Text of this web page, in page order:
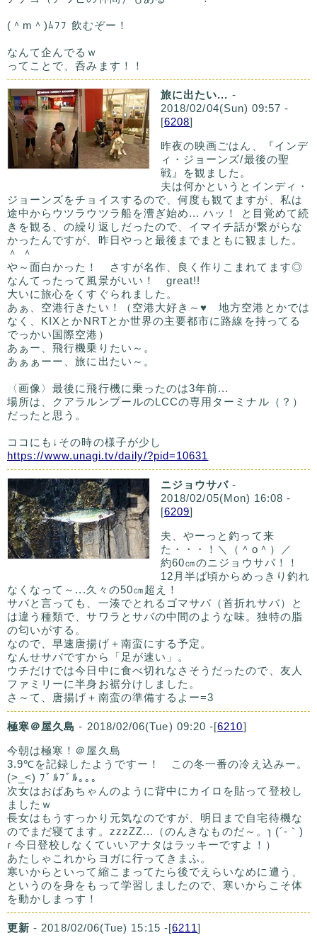
(＾m＾)ﾑﾌﾌ 飲むぞー！
なんて企んでるｗ
ってことで、呑みます！！
旅に出たい... -
2018/02/04(Sun) 09:57 -
[6208]
昨夜の映画ごはん、『インデ
ィ・ジョーンズ/最後の聖
戦』を観ました。
夫は何かというとインディ・
ジョーンズをチョイスするので、何度も観てますが、私は
途中からウツラウツラ船を漕ぎ始め... ハッ！ と目覚めて続
きを観る、の繰り返しだったので、イマイチ話が繋がらな
かったんですが、昨日やっと最後までまともに観ました。
＾ ＾
や～面白かった！ さすが名作、良く作りこまれてます◎
なんてったって風景がいい！ great!!
大いに旅心をくすぐられました。
あぁ、空港行きたい！（空港大好き～♥ 地方空港とかでは
なく、KIXとかNRTとか世界の主要都市に路線を持ってる
でっかい国際空港）
あぁー、飛行機乗りたい～。
あぁぁーー、旅に出たい～。
〈画像〉最後に飛行機に乗ったのは3年前...
場所は、クアラルンプールのLCCの専用ターミナル（？）
だったと思う。
ココにも↓その時の様子が少し
https://www.unagi.tv/daily/?pid=10631
ニジョウサバ -
2018/02/05(Mon) 16:08 -
[6209]
夫、やーっと釣って来
た・・・！＼（＾o＾）／
約60㎝のニジョウサバ！！
12月半ば頃からめっきり釣れ
なくなって～...久々の50㎝超え！
サバと言っても、一湊でとれるゴマサバ（首折れサバ）と
は違う種類で、サワラとサバの中間のような味。独特の脂
の匂いがする。
なので、早速唐揚げ＋南蛮にする予定。
なんせサバですから「足が速い」。
ウチだけでは今日中に食べ切れなさそうだったので、友人
ファミリーに半身お裾分けしました。
さ～て、唐揚げ＋南蛮の準備するよー=3
極寒＠屋久島 - 2018/02/06(Tue) 09:20 -[6210]
今朝は極寒！＠屋久島
3.9℃を記録したようですー！ この冬一番の冷え込みー。
(>_<) ﾌﾞﾙﾌﾞﾙ｡｡｡
次女はおばあちゃんのように背中にカイロを貼って登校し
ましたｗ
長女はもうすっかり元気なのですが、明日まで自宅待機な
のでまだ寝てます。zzzZZ...（のんきなものだ～。ɿ (´-｀)
ɾ 今日登校しなくていいアナタはラッキーですよ！）
あたしゃこれからヨガに行ってきまふ。
寒いからといって縮こまってたら後でえらいなめに遭う、
というのを身をもって学習しましたので、寒いからこそ体
を動かしまっす！
更新 - 2018/02/06(Tue) 15:15 -[6211]